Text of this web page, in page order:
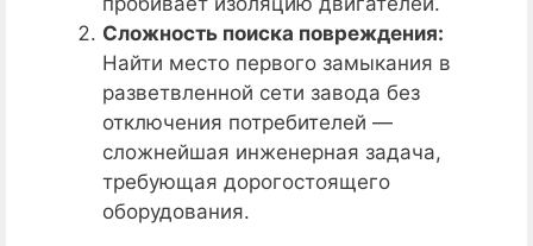
Сложность поиска повреждения:
Найти место первого замыкания в
разветвленной сети завода без
отключения потребителей —
сложнейшая инженерная задача,
требующая дорогостоящего
оборудования.